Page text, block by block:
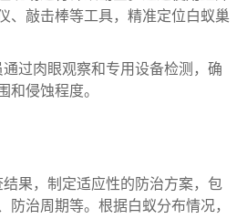
、敲击棒等工具，精准定位白蚁巢
过肉眼观察和专用设备检测，确
和侵蚀程度。
果，制定适应性的防治方案，包
防治周期等。根据白蚁分布情况，